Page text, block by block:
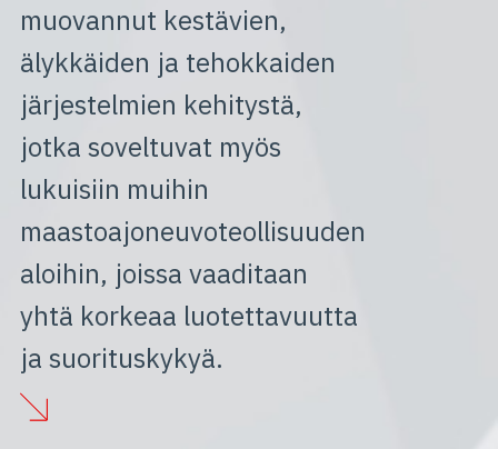
muovannut kestävien,
älykkäiden ja tehokkaiden
järjestelmien kehitystä,
jotka soveltuvat myös
lukuisiin muihin
maastoajoneuvoteollisuuden
aloihin, joissa vaaditaan
yhtä korkeaa luotettavuutta
ja suorituskykyä.